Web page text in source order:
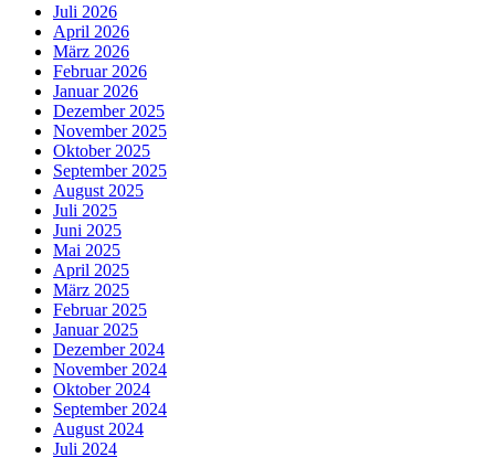
Juli 2026
April 2026
März 2026
Februar 2026
Januar 2026
Dezember 2025
November 2025
Oktober 2025
September 2025
August 2025
Juli 2025
Juni 2025
Mai 2025
April 2025
März 2025
Februar 2025
Januar 2025
Dezember 2024
November 2024
Oktober 2024
September 2024
August 2024
Juli 2024